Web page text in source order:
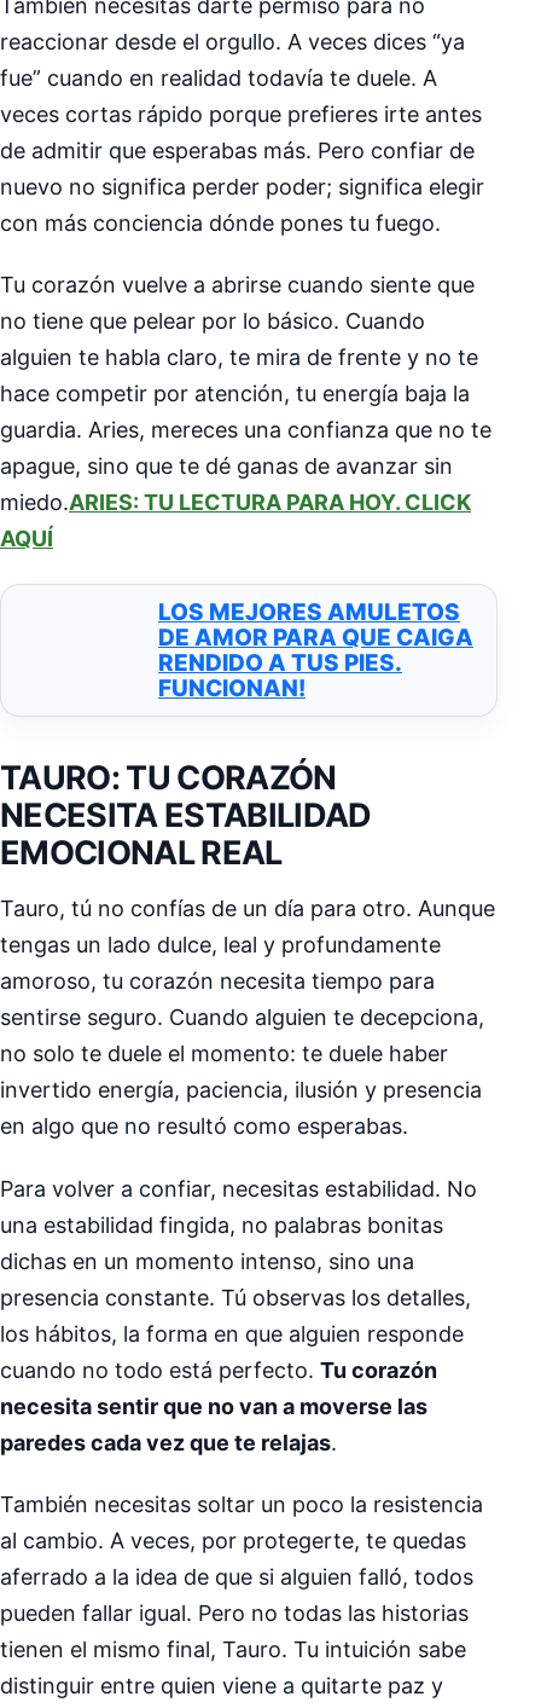
reaccionar desde el orgullo. A veces dices “ya
fue” cuando en realidad todavía te duele. A
veces cortas rápido porque prefieres irte antes
de admitir que esperabas más. Pero confiar de
nuevo no significa perder poder; significa elegir
con más conciencia dónde pones tu fuego.
Tu corazón vuelve a abrirse cuando siente que
no tiene que pelear por lo básico. Cuando
alguien te habla claro, te mira de frente y no te
hace competir por atención, tu energía baja la
guardia. Aries, mereces una confianza que no te
apague, sino que te dé ganas de avanzar sin
miedo.ARIES: TU LECTURA PARA HOY. CLICK
AQUÍ
LOS MEJORES AMULETOS
DE AMOR PARA QUE CAIGA
RENDIDO A TUS PIES.
FUNCIONAN!
TAURO: TU CORAZÓN
NECESITA ESTABILIDAD
EMOCIONAL REAL
Tauro, tú no confías de un día para otro. Aunque
tengas un lado dulce, leal y profundamente
amoroso, tu corazón necesita tiempo para
sentirse seguro. Cuando alguien te decepciona,
no solo te duele el momento: te duele haber
invertido energía, paciencia, ilusión y presencia
en algo que no resultó como esperabas.
Para volver a confiar, necesitas estabilidad. No
una estabilidad fingida, no palabras bonitas
dichas en un momento intenso, sino una
presencia constante. Tú observas los detalles,
los hábitos, la forma en que alguien responde
cuando no todo está perfecto. Tu corazón
necesita sentir que no van a moverse las
paredes cada vez que te relajas.
También necesitas soltar un poco la resistencia
al cambio. A veces, por protegerte, te quedas
aferrado a la idea de que si alguien falló, todos
pueden fallar igual. Pero no todas las historias
tienen el mismo final, Tauro. Tu intuición sabe
distinguir entre quien viene a quitarte paz y